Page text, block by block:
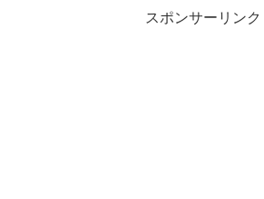
スポンサーリンク